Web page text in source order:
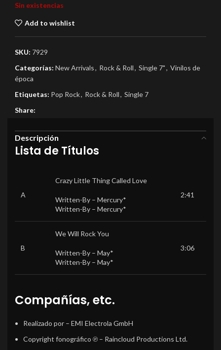
Sin existencias
Add to wishlist
SKU: 7929
Categorías: New Arrivals, Rock & Roll, Single 7", Vinilos de
época
Etiquetas: Pop Rock, Rock & Roll, Single 7
Share:
Descripción
Lista de Títulos
A
Crazy Little Thing Called Love
Written-By – Mercury*
Written-By – Mercury*
2:41
B
We Will Rock You
Written-By – May*
Written-By – May*
3:06
Compañías, etc.
Realizado por – EMI Electrola GmbH
Copyright fonográfico ℗ – Raincloud Productions Ltd.